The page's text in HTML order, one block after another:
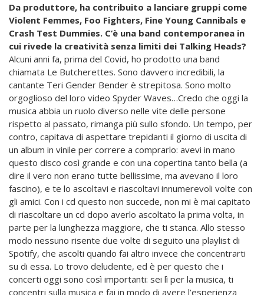
Da produttore, ha contribuito a lanciare gruppi come
Violent Femmes, Foo Fighters, Fine Young Cannibals e
Crash Test Dummies. C’è una band contemporanea in
cui rivede la creatività senza limiti dei Talking Heads?
Alcuni anni fa, prima del Covid, ho prodotto una band
chiamata Le Butcherettes. Sono davvero incredibili, la
cantante Teri Gender Bender è strepitosa. Sono molto
orgoglioso del loro video Spyder Waves…Credo che oggi la
musica abbia un ruolo diverso nelle vite delle persone
rispetto al passato, rimanga più sullo sfondo. Un tempo, per
contro, capitava di aspettare trepidanti il giorno di uscita di
un album in vinile per correre a comprarlo: avevi in mano
questo disco così grande e con una copertina tanto bella (a
dire il vero non erano tutte bellissime, ma avevano il loro
fascino), e te lo ascoltavi e riascoltavi innumerevoli volte con
gli amici. Con i cd questo non succede, non mi è mai capitato
di riascoltare un cd dopo averlo ascoltato la prima volta, in
parte per la lunghezza maggiore, che ti stanca. Allo stesso
modo nessuno risente due volte di seguito una playlist di
Spotify, che ascolti quando fai altro invece che concentrarti
su di essa. Lo trovo deludente, ed è per questo che i
concerti oggi sono così importanti: sei lì per la musica, ti
concentri sulla musica e fai in modo di avere l’esperienza